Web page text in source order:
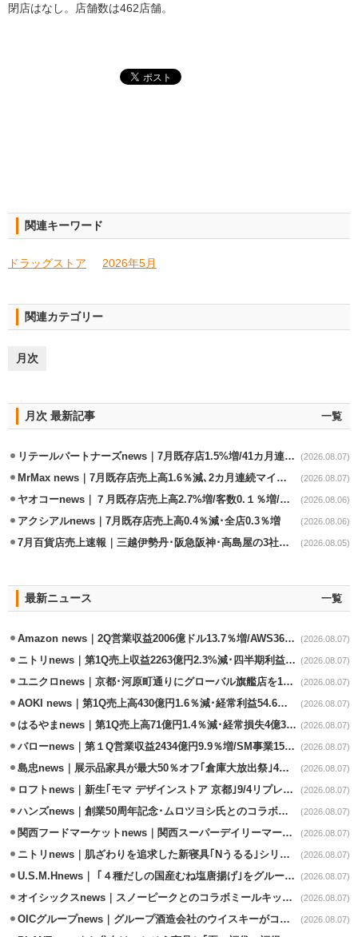
閉店はなし。店舗数は462店舗。
関連キーワード
ドラッグストア 2026年5月
関連カテゴリー
月次
月次 最新記事 一覧
リテールパートナーズnews｜7月既存店1.5%増/41カ月連続増 (2026.08.07)
MrMax news｜7月既存店売上高1.6％減､2カ月連続マイナス (2026.08.07)
ヤオコーnews｜７月既存店売上高2.7%増/客数0.１％増/客単価2.6％増 (2026.08.06)
アクシアルnews｜7月既存店売上高0.4％減･全店0.3％増 (2026.08.06)
7月百貨店売上速報｜三越伊勢丹･阪急阪神･高島屋の3社は増収 (2026.08.05)
最新ニュース 一覧
Amazon news｜2Q営業収益2006億ドル13.7％増/AWS36.8％％増が貢献 (2026.08.07)
ニトリnews｜第1Q売上収益2263億円2.3%減･四半期利益1.4％減 (2026.08.07)
ユニクロnews｜京都･河原町通りにグローバル旗艦店を11/6開設 (2026.08.07)
AOKI news｜第1Q売上高430億円1.6％減･経常利益54.6％減 (2026.08.07)
はるやまnews｜第1Q売上高71億円1.4％減･経常損失4億3800万円 (2026.08.07)
バローnews｜第１Q営業収益2434億円9.9％増/SM事業15.5％増と絶好調 (2026.08.07)
島忠news｜展示品家具が最大50％オフ｢倉庫大放出祭｣4店舗限定で開催 (2026.08.07)
ロフトnews｜新生｢モマ デザインストア 京都｣9/4リプレイスオープン (2026.08.07)
ハンズnews｜創業50周年記念･ムロツヨシ氏とのコラボ企画｢ムロハンズ｣開催 (2026.08.07)
関西フードマーケットnews｜関西スーパーデイリーマート蒲生店8/7改装 (2026.08.07)
ニトリnews｜肌ざわりを追求した新寝具｢Nうるる｣シリーズを発売 (2026.08.07)
U.S.M.Hnews｜ ｢４種だしの国産むね塩唐揚げ｣をグループ610店で共同販促 (2026.08.07)
オイシックスnews｜スノーピークとのコラボミールキット8/13発売 (2026.08.07)
OICグループnews｜グループ酒造会社のウイスキーがコンペティション受賞 (2026.08.07)